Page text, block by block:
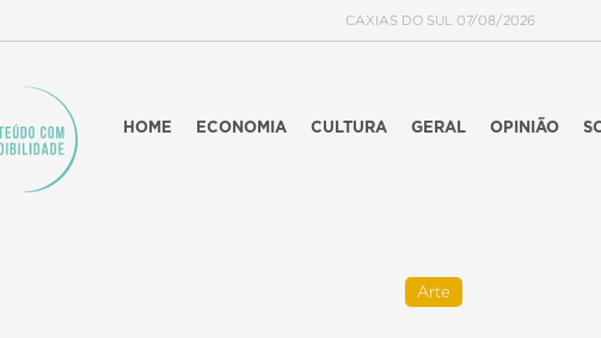
CAXIAS DO SUL 07/08/2026
HOME ECONOMIA CULTURA GERAL OPINIÃO
Arte